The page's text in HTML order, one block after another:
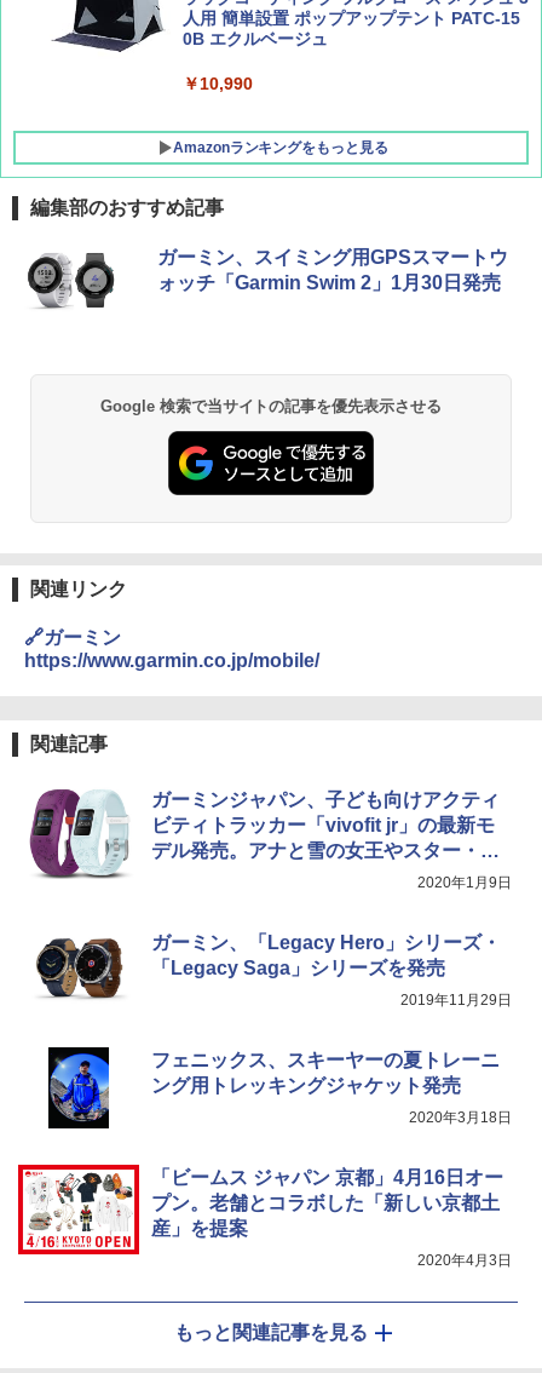
人用 簡単設置 ポップアップテント PATC-15
0B エクルベージュ
￥10,990
Amazonランキングをもっと見る
BUNDOK(バンドック)ソロ ドーム 1 EX BDK
-08EX カーキ ソロキャンプ ポリエステル フ
レーム テント
GRANDOOR ステンレス保冷剤 2個セット 2
コンパクト 保冷力長持ち
￥6,459
秒）射程5～10m 安全ロック搭載 携帯収納袋
付き ヒグマ・イノシシ対策 自治体・教育機
関の購入実績 登山・キャンプ・アウトドア・
防災用品 長期保存可能 緊急時用 日本国内発
ポインターライト 強力 小型 緑色/赤色/青紫色
USB充電式 高精度 超長距離照射 長時間使用
ンパクト多機能設計 持ち運び便利 アウトド
ア/オフィス/教育現場/展示会用 緑
編集部のおすすめ記事
ガーミン、スイミング用GPSスマートウ
ォッチ「Garmin Swim 2」1月30日発売
Google 検索で当サイトの記事を優先表示させる
関連リンク
🔗ガーミン
https://www.garmin.co.jp/mobile/
関連記事
ガーミンジャパン、子ども向けアクティ
ビティトラッカー「vivofit jr」の最新モ
デル発売。アナと雪の女王やスター・ウ
2020年1月9日
ガーミン、「Legacy Hero」シリーズ・
「Legacy Saga」シリーズを発売
2019年11月29日
フェニックス、スキーヤーの夏トレーニ
ング用トレッキングジャケット発売
2020年3月18日
「ビームス ジャパン 京都」4月16日オー
プン。老舗とコラボした「新しい京都土
産」を提案
2020年4月3日
もっと関連記事を見る